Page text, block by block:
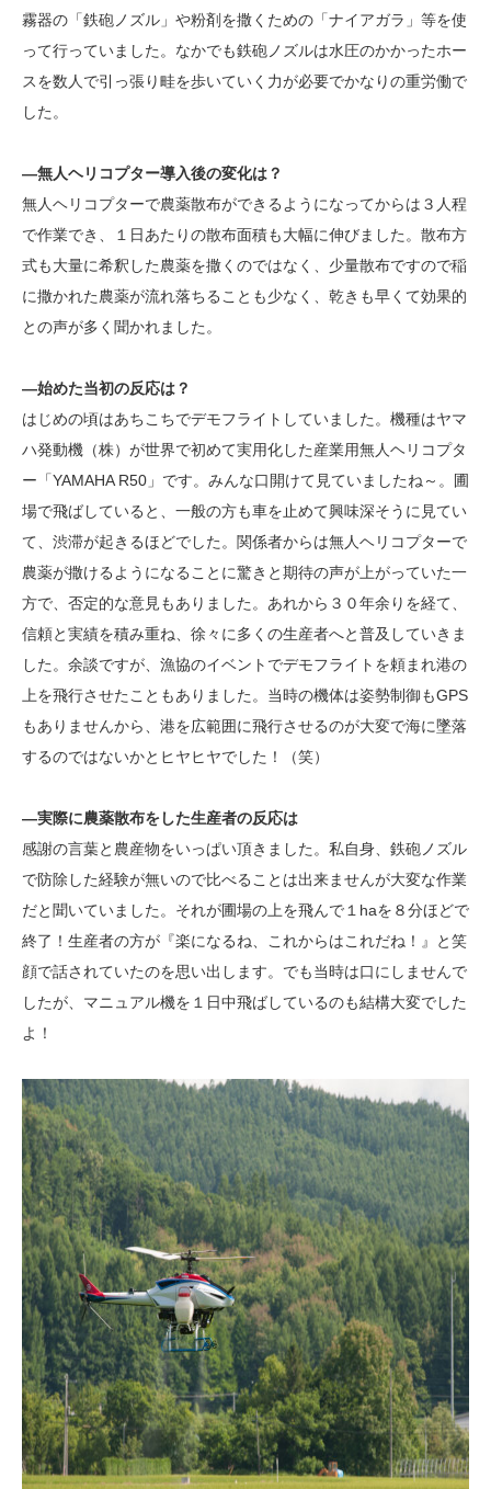
霧器の「鉄砲ノズル」や粉剤を撒くための「ナイアガラ」等を使
って行っていました。なかでも鉄砲ノズルは水圧のかかったホー
スを数人で引っ張り畦を歩いていく力が必要でかなりの重労働で
した。
―無人ヘリコプター導入後の変化は？
無人ヘリコプターで農薬散布ができるようになってからは３人程
で作業でき、１日あたりの散布面積も大幅に伸びました。散布方
式も大量に希釈した農薬を撒くのではなく、少量散布ですので稲
に撒かれた農薬が流れ落ちることも少なく、乾きも早くて効果的
との声が多く聞かれました。
―始めた当初の反応は？
はじめの頃はあちこちでデモフライトしていました。機種はヤマ
ハ発動機（株）が世界で初めて実用化した産業用無人ヘリコプタ
ー「YAMAHA R50」です。みんな口開けて見ていましたね～。圃
場で飛ばしていると、一般の方も車を止めて興味深そうに見てい
て、渋滞が起きるほどでした。関係者からは無人ヘリコプターで
農薬が撒けるようになることに驚きと期待の声が上がっていた一
方で、否定的な意見もありました。あれから３０年余りを経て、
信頼と実績を積み重ね、徐々に多くの生産者へと普及していきま
した。余談ですが、漁協のイベントでデモフライトを頼まれ港の
上を飛行させたこともありました。当時の機体は姿勢制御もGPS
もありませんから、港を広範囲に飛行させるのが大変で海に墜落
するのではないかとヒヤヒヤでした！（笑）
―実際に農薬散布をした生産者の反応は
感謝の言葉と農産物をいっぱい頂きました。私自身、鉄砲ノズル
で防除した経験が無いので比べることは出来ませんが大変な作業
だと聞いていました。それが圃場の上を飛んで１haを８分ほどで
終了！生産者の方が『楽になるね、これからはこれだね！』と笑
顔で話されていたのを思い出します。でも当時は口にしませんで
したが、マニュアル機を１日中飛ばしているのも結構大変でした
よ！